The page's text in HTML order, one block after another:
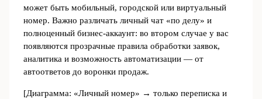
может быть мобильный, городской или виртуальный
номер. Важно различать личный чат «по делу» и
полноценный бизнес‑аккаунт: во втором случае у вас
появляются прозрачные правила обработки заявок,
аналитика и возможность автоматизации — от
автоответов до воронки продаж.
[Диаграмма: «Личный номер» → только переписка и